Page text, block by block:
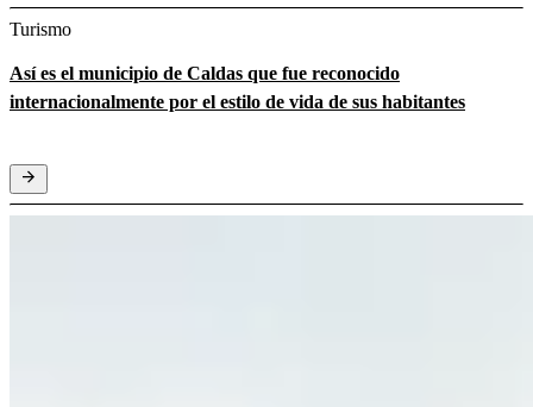
Turismo
Así es el municipio de Caldas que fue reconocido
internacionalmente por el estilo de vida de sus habitantes